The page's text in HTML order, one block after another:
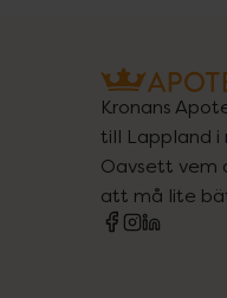
Kronans
till Lappland i
Oavsett vem
att må lite